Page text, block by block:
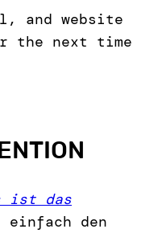
and website
the next time
ist das
den